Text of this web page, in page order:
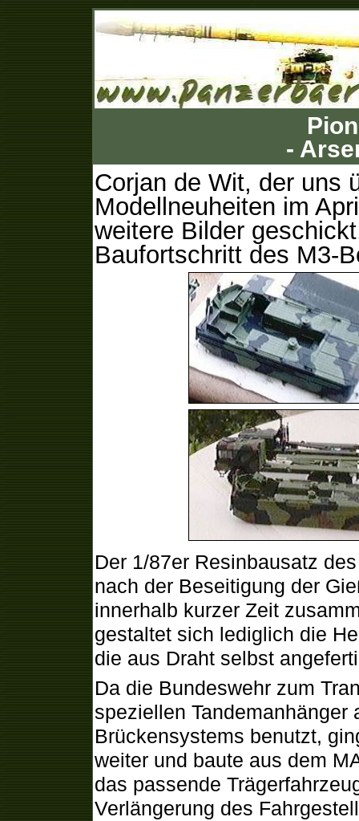
-
Corjan de Wit, der uns
Modellneuheiten im
weitere Bilder
Baufortschritt des M3-
Der 1/87er Resinbausatz
nach der Beseitigung der
innerhalb kurzer Zeit
gestaltet sich lediglich die
die aus Draht selbst
Da die Bundeswehr zum
speziellen
Brückensystems benutzt,
weiter und baute aus dem
das passende
Verlängerung des